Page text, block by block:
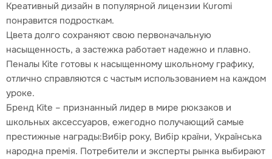
Креативный дизайн в популярной лицензии Kuromi
понравится подросткам.
Цвета долго сохраняют свою первоначальную
насыщенность, а застежка работает надежно и плавно.
Пеналы Kite готовы к насыщенному школьному графику,
отлично справляются с частым использованием на каждом
уроке.
Бренд Kite – признанный лидер в мире рюкзаков и
школьных аксессуаров, ежегодно получающий самые
престижные награды:Вибір року, Вибір країни, Українська
народна премія. Потребители и эксперты рынка выбирают